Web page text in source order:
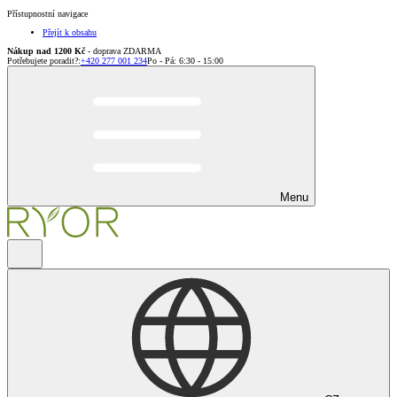
Přístupnostní navigace
Přejít k obsahu
Nákup nad 1200 Kč - doprava ZDARMA
Potřebujete poradit?:+420 277 001 234Po - Pá: 6:30 - 15:00
Menu